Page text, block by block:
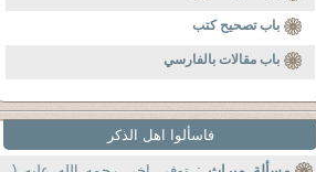
باب تصحيح كتب
باب مقالات بالفارسي
فاسألوا اهل الذكر